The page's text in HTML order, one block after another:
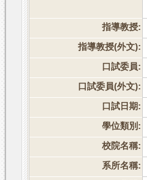
指導教授:
指導教授(外文):
口試委員:
口試委員(外文):
口試日期:
學位類別:
校院名稱:
系所名稱: